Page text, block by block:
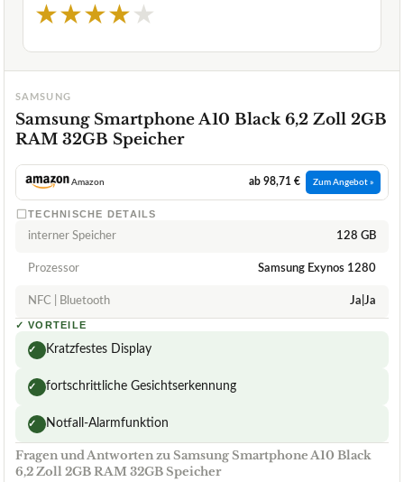
★★★★★
SAMSUNG
Samsung Smartphone A10 Black 6,2 Zoll 2GB
RAM 32GB Speicher
Amazon ab 98,71 € Zum Angebot »
TECHNISCHE DETAILS
interner Speicher 128 GB
Prozessor Samsung Exynos 1280
NFC | Bluetooth Ja|Ja
✓ VORTEILE
✓ Kratzfestes Display
✓ fortschrittliche Gesichtserkennung
✓ Notfall-Alarmfunktion
Fragen und Antworten zu Samsung Smartphone A10 Black
6,2 Zoll 2GB RAM 32GB Speicher